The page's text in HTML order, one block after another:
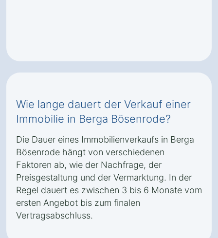
Wie lange dauert der Verkauf einer
Immobilie in Berga Bösenrode?
Die Dauer eines Immobilienverkaufs in Berga
Bösenrode hängt von verschiedenen
Faktoren ab, wie der Nachfrage, der
Preisgestaltung und der Vermarktung. In der
Regel dauert es zwischen 3 bis 6 Monate vom
ersten Angebot bis zum finalen
Vertragsabschluss.